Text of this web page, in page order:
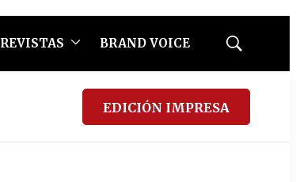
REVISTAS BRAND VOICE
Mostrar
EDICIÓN IMPRESA